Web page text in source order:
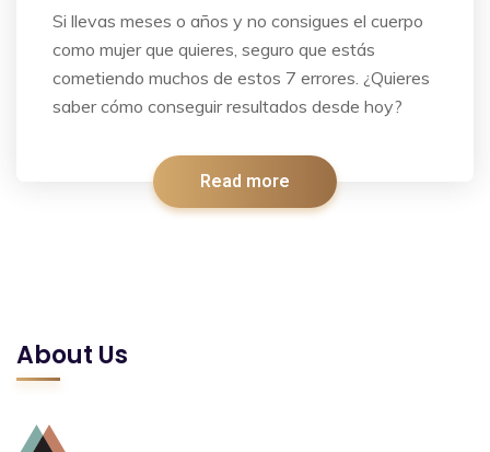
Si llevas meses o años y no consigues el cuerpo
como mujer que quieres, seguro que estás
cometiendo muchos de estos 7 errores. ¿Quieres
saber cómo conseguir resultados desde hoy?
Read more
About Us